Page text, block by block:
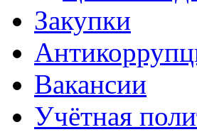
Закупки
Вакансии
Учётная